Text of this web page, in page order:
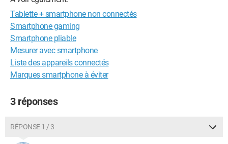
************** j'attends votre aide ccmiens :) *****************
*******et je vous aiderai aussi autant que je peux ;)**********
Tablette + smartphone non connectés
Smartphone gaming
Smartphone pliable
Mesurer avec smartphone
Liste des appareils connectés
Marques smartphone à éviter
3 réponses
RÉPONSE 1 / 3